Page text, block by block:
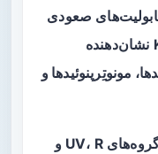
صعودی
معنی‌دار را ایجاد نمود. آنالیز KEGG نشان‌دهنده
مونوتِرپنوئیدها و
آنالیز کمی HPLC نشان داد که در گروه‌های UV، R و